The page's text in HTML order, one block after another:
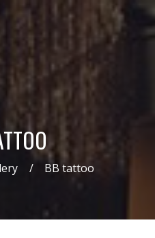
BB tattoo